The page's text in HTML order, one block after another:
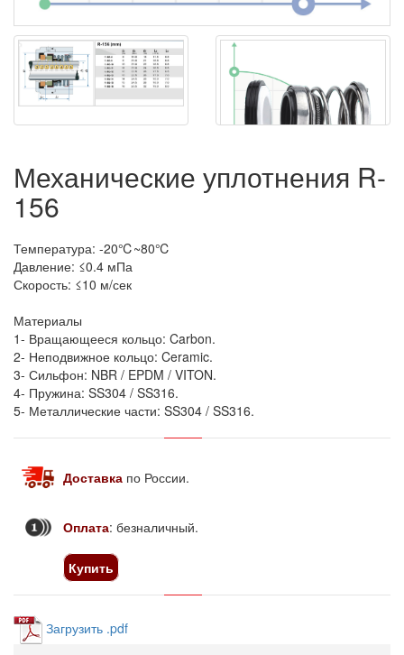
Механические уплотнения R-
156
Температура: -20℃~80℃
Давление: ≤0.4 мПа
Скорость: ≤10 м/сек
Материалы
1- Вращающееся кольцо: Carbon.
2- Неподвижное кольцо: Ceramic.
3- Сильфон: NBR / EPDM / VITON.
4- Пружина: SS304 / SS316.
5- Металлические части: SS304 / SS316.
Доставка по России.
Оплата: безналичный.
Купить
Загрузить .pdf